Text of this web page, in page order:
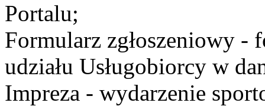
Portalu;
Formularz zgłoszeniowy -
udziału Usługobiorcy w
Impreza - wydarzenie